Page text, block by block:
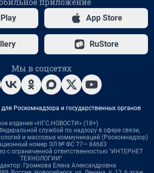
App Store
RuStore
Мы в соцсетях
Роскомнадзора и государственных органов
издание «НГС.НОВОСТИ» (18+)
службой по надзору в сфере связи,
и массовых коммуникаций (Роскомнадзор)
номер ЭЛ № ФС 77— 84683
с ограниченной ответственностью "ИНТЕРНЕТ
ТЕХНОЛОГИИ"
Громкова Елена Александровна